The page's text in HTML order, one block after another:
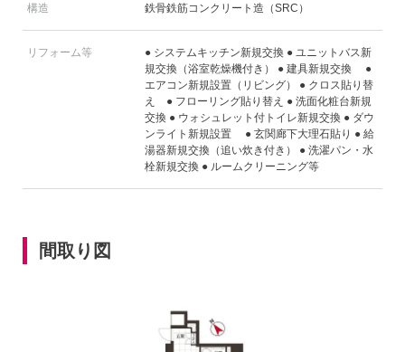
構造 鉄骨鉄筋コンクリート造（SRC）
リフォーム等
● システムキッチン新規交換 ● ユニットバス新
規交換（浴室乾燥機付き） ● 建具新規交換 ●
エアコン新規設置（リビング） ● クロス貼り替
え ● フローリング貼り替え ● 洗面化粧台新規
交換 ● ウォシュレット付トイレ新規交換 ● ダウ
ンライト新規設置 ● 玄関廊下大理石貼り ● 給
湯器新規交換（追い炊き付き） ● 洗濯パン・水
栓新規交換 ● ルームクリーニング等
間取り図